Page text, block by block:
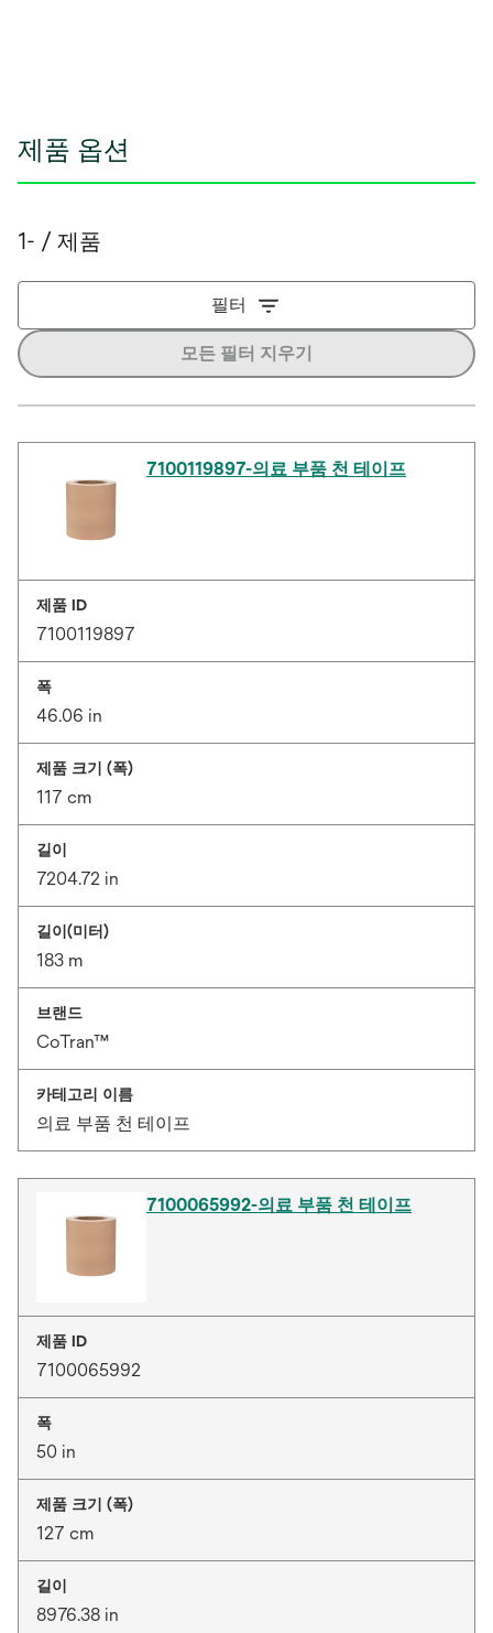
제품 옵션
1- / 제품
필터
모든 필터 지우기
7100119897-의료 부품 천 테이프
제품 ID
7100119897
폭
46.06 in
제품 크기 (폭)
117 cm
길이
7204.72 in
길이(미터)
183 m
브랜드
CoTran™
카테고리 이름
의료 부품 천 테이프
7100065992-의료 부품 천 테이프
제품 ID
7100065992
폭
50 in
제품 크기 (폭)
127 cm
길이
8976.38 in